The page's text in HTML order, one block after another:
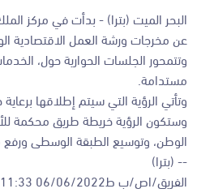
البحر الميت (بترا) - بدأت في مركز
عن مخرجات ورشة العمل الاقتصادية
وتتمحور الجلسات الحوارية حول،
مستدامة.
وتأتي الرؤية التي سيتم إطلاقها
وستكون الرؤية خريطة طريق محكمة
الوطن، وتوسيع الطبقة الوسطى
-- (بترا)
الفريق/اص/ب ط06/06/2022 12:11:33